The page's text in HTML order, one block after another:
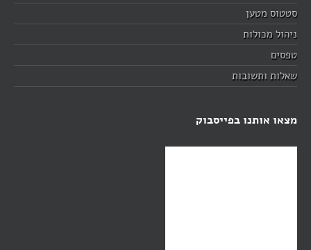
סטטוס מטען
ניהול מכולות
טפסים
שאלות ותשובות
מצאו אותנו בפייסבוק